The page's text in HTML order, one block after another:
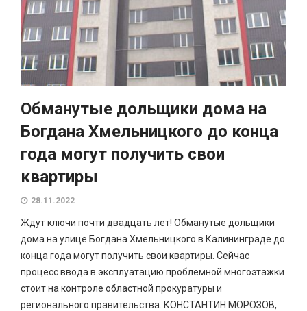
Обманутые дольщики дома на
Богдана Хмельницкого до конца
года могут получить свои
квартиры
28.11.2022
Ждут ключи почти двадцать лет! Обманутые дольщики
дома на улице Богдана Хмельницкого в Калининграде до
конца года могут получить свои квартиры. Сейчас
процесс ввода в эксплуатацию проблемной многоэтажки
стоит на контроле областной прокуратуры и
регионального правительства. КОНСТАНТИН МОРОЗОВ,